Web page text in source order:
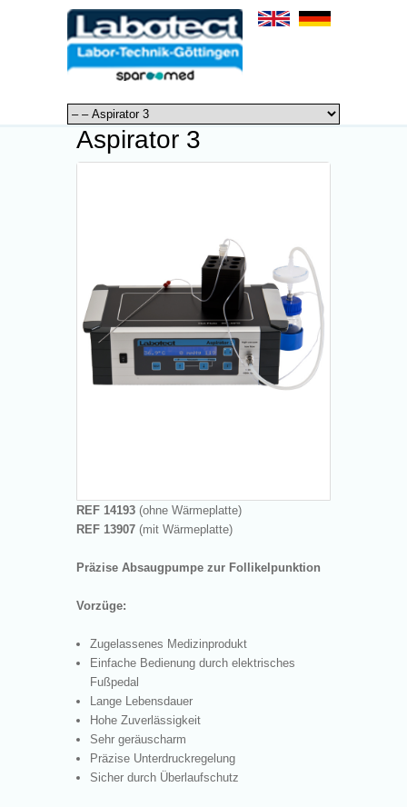
Aspirator 3
REF 14193 (ohne Wärmeplatte)
REF 13907 (mit Wärmeplatte)
Präzise Absaugpumpe zur Follikelpunktion
Vorzüge:
Zugelassenes Medizinprodukt
Einfache Bedienung durch elektrisches
Fußpedal
Lange Lebensdauer
Hohe Zuverlässigkeit
Sehr geräuscharm
Präzise Unterdruckregelung
Sicher durch Überlaufschutz